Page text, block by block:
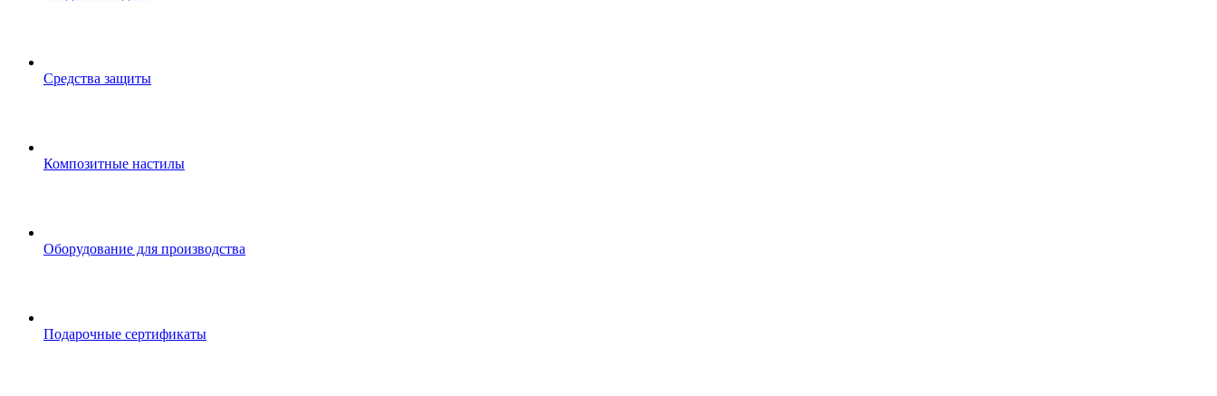
Средства защиты
Композитные настилы
Оборудование для производства
Подарочные сертификаты